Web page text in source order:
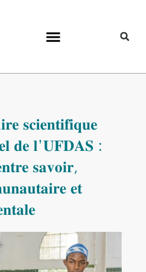
𝐬𝐜𝐢𝐞𝐧𝐭𝐢𝐟𝐢𝐪𝐮𝐞
𝐝𝐞 𝐥’𝐔𝐅𝐃𝐀𝐒 :
𝐬𝐚𝐯𝐨𝐢𝐫,
𝐞𝐭